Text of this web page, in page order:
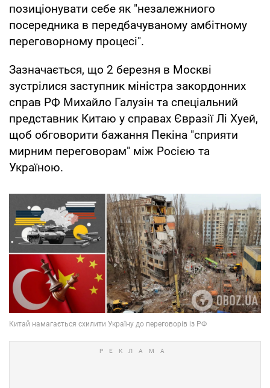
позиціонувати себе як "незалежниого
посередника в передбачуваному амбітному
переговорному процесі".
Зазначається, що 2 березня в Москві
зустрілися заступник міністра закордонних
справ РФ Михайло Галузін та спеціальний
представник Китаю у справах Євразії Лі Хуей,
щоб обговорити бажання Пекіна "сприяти
мирним переговорам" між Росією та
Україною.